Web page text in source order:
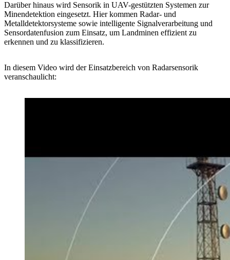
Darüber hinaus wird Sensorik in UAV-gestützten Systemen zur
Minendetektion eingesetzt. Hier kommen Radar- und
Metalldetektorsysteme sowie intelligente Signalverarbeitung und
Sensordatenfusion zum Einsatz, um Landminen effizient zu
erkennen und zu klassifizieren.
In diesem Video wird derEinsatzbereich von Radarsensorik
veranschaulicht: